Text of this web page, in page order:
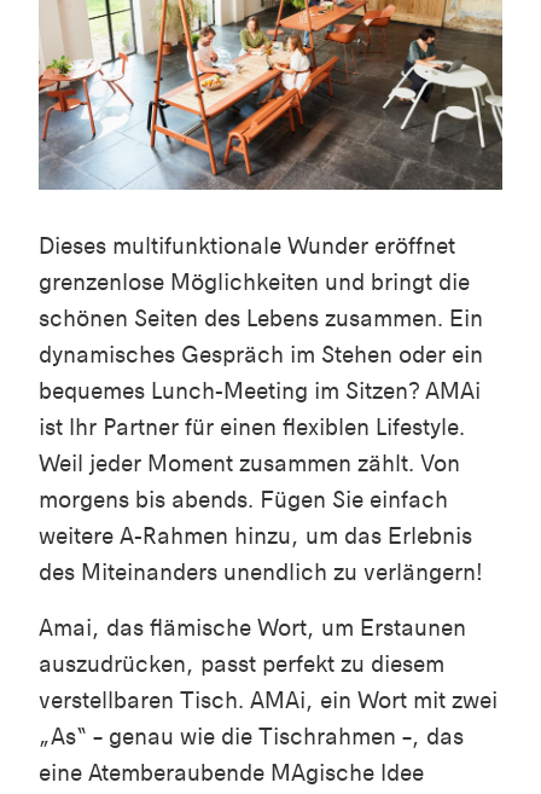
Dieses multifunktionale Wunder eröffnet
grenzenlose Möglichkeiten und bringt die
schönen Seiten des Lebens zusammen. Ein
dynamisches Gespräch im Stehen oder ein
bequemes Lunch-Meeting im Sitzen? AMAi
ist Ihr Partner für einen flexiblen Lifestyle.
Weil jeder Moment zusammen zählt. Von
morgens bis abends. Fügen Sie einfach
weitere A-Rahmen hinzu, um das Erlebnis
des Miteinanders unendlich zu verlängern!
Amai, das flämische Wort, um Erstaunen
auszudrücken, passt perfekt zu diesem
verstellbaren Tisch. AMAi, ein Wort mit zwei
„As“ – genau wie die Tischrahmen –, das
eine Atemberaubende MAgische Idee